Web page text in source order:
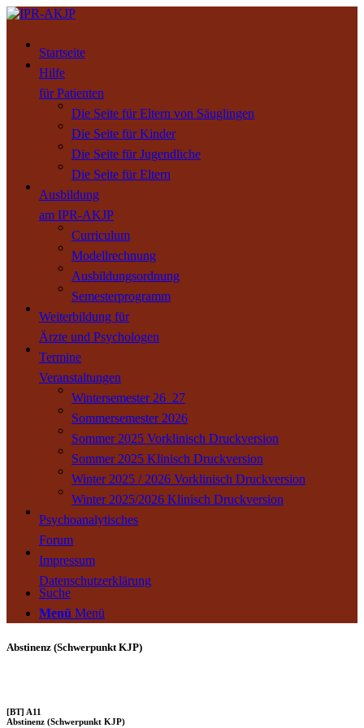
Startseite
Hilfe
für Patienten
Die Seite für Eltern von Säuglingen
Die Seite für Kinder
Die Seite für Jugendliche
Die Seite für Eltern
Ausbildung
am IPR-AKJP
Curriculum
Modellrechnung
Ausbildungsordnung
Semesterprogramm
Weiterbildung für
Ärzte und Psychologen
Termine
Veranstaltungen
Wintersemester 26_27
Sommersemester 2026
Sommer 2025 Vorklinisch Druckversion
Sommer 2025 Klinisch Druckversion
Winter 2025 / 2026 Vorklinisch Druckversion
Winter 2025/2026 Klinisch Druckversion
Psychoanalytisches
Forum
Impressum
Datenschutzerklärung
Suche
Menü Menü
Abstinenz (Schwerpunkt KJP)
[BT] A11
Abstinenz (Schwerpunkt KJP)